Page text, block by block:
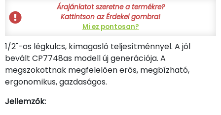
Árajánlatot szeretne a termékre?
Kattintson az Érdekel gombra!
Mi ez pontosan?
1/2"-os légkulcs, kimagasló teljesítménnyel. A jól
bevált CP7748as modell új generációja. A
megszokottnak megfelelően erős, megbízható,
ergonomikus, gazdaságos.
Jellemzők: